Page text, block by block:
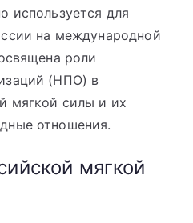
используется для
на международной
роли
(НПО) в
мягкой силы и их
отношения.
мягкой